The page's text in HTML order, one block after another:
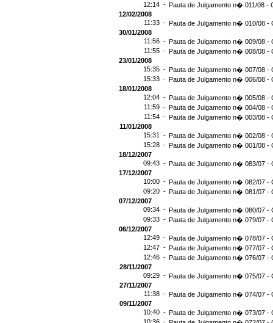
12:14 - Pauta de Julgamento n� 011/08 -
12/02/2008
11:33 - Pauta de Julgamento n� 010/08 -
30/01/2008
11:56 - Pauta de Julgamento n� 009/08 -
11:55 - Pauta de Julgamento n� 008/08 -
23/01/2008
15:35 - Pauta de Julgamento n� 007/08 -
15:33 - Pauta de Julgamento n� 006/08 -
18/01/2008
12:04 - Pauta de Julgamento n� 005/08 -
11:59 - Pauta de Julgamento n� 004/08 -
11:54 - Pauta de Julgamento n� 003/08 -
11/01/2008
15:31 - Pauta de Julgamento n� 002/08 -
15:28 - Pauta de Julgamento n� 001/08 -
18/12/2007
09:43 - Pauta de Julgamento n� 083/07 -
17/12/2007
10:00 - Pauta de Julgamento n� 082/07 -
09:20 - Pauta de Julgamento n� 081/07 -
07/12/2007
09:34 - Pauta de Julgamento n� 080/07 -
09:33 - Pauta de Julgamento n� 079/07 -
06/12/2007
12:49 - Pauta de Julgamento n� 078/07 -
12:47 - Pauta de Julgamento n� 077/07 -
12:46 - Pauta de Julgamento n� 076/07 -
28/11/2007
09:29 - Pauta de Julgamento n� 075/07 -
27/11/2007
11:38 - Pauta de Julgamento n� 074/07 -
09/11/2007
10:40 - Pauta de Julgamento n� 073/07 -